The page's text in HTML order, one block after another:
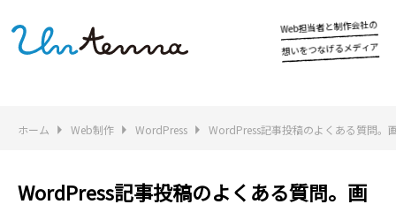
We b担当者と制作会社の
想いをつなげるメディア
ホーム Web制作 WordPress WordPress記事投稿のよくある質問。
WordPress記事投稿のよくある質問。画